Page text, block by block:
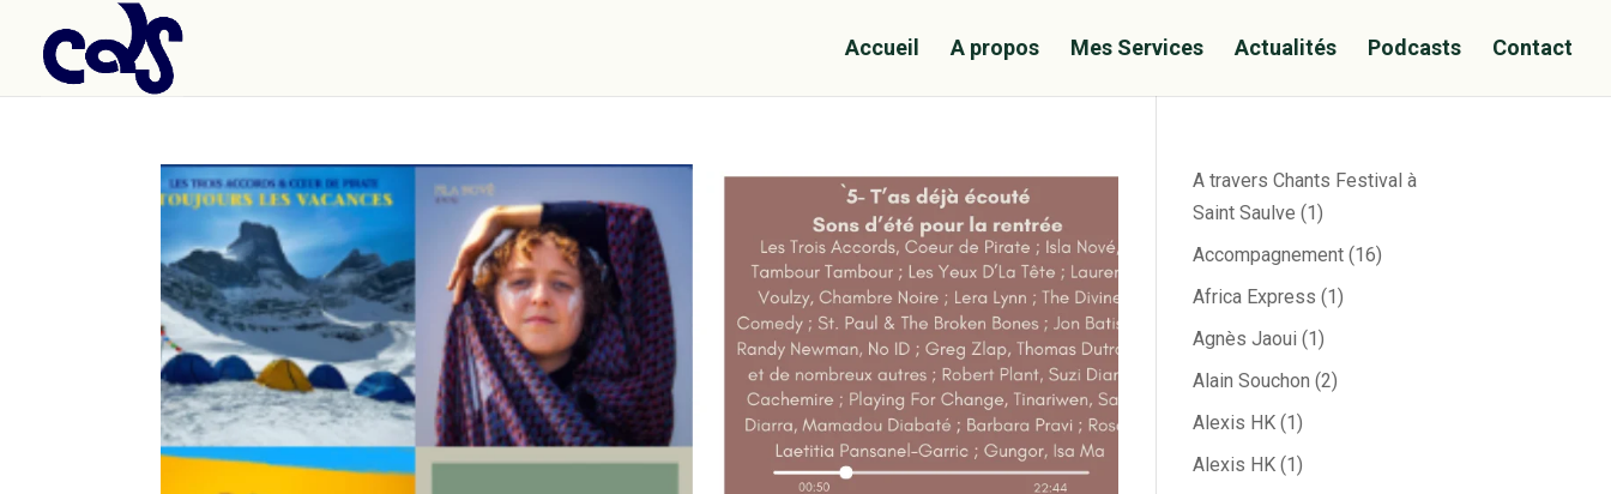
Accueil A propos Mes Services Actualités Podcasts Contact
A travers Chants Festival à
Saint Saulve (1)
Accompagnement(16)
Africa Express (1)
Agnès Jaoui (1)
Alain Souchon (2)
Alexis HK(1)
Alexis HK(1)